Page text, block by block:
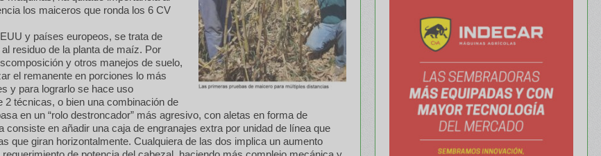
los maiceros que ronda los 6 CV
y países europeos, se trata de
residuo de la planta de maíz. Por
y otros manejos de suelo,
el remanente en porciones lo más
y para lograrlo se hace uso
2 técnicas, o bien una combinación de
en un “rolo destroncador” más agresivo, con aletas en forma de
consiste en añadir una caja de engranajes extra por unidad de línea que
que giran horizontalmente. Cualquiera de las dos implica un aumento